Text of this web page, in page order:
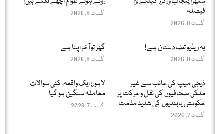
فیصلہ
اگست 8, 2026
اگست 8, 2026
یہ ریڈیو تضادستان ہے!
اگست 8, 2026
گھر تو آخر اپنا ہے
اگست 8, 2026
ڈیجی میپ کی جانب سے غیر
ملکی صحافیوں کی نقل و حرکت پر
حکومتی پابندیوں کی شدید مذمت
اگست 7, 2026
لاہور: ایک واقعہ، کئی سوالات
معاملہ سنگین ہو گیا
اگست 7, 2026